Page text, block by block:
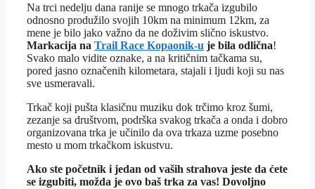
Na trci nedelju dana ranije se mnogo trkača izgubilo
odnosno produžilo svojih 10km na minimum 12km, za
mene je bilo jako važno da ne doživim slično iskustvo.
Markacija na Trail Race Kopaonik-u je bila odlična!
Svako malo vidite oznake, a na kritičnim tačkama su,
pored jasno označenih kilometara, stajali i ljudi koji su nas
sve usmeravali.
Trkač koji pušta klasičnu muziku dok trčimo kroz šumi,
zezanje sa društvom, podrška svakog trkača a onda i dobro
organizovana trka je učinilo da ova trkaza uzme posebno
mesto u mom trkačkom iskustvu.
Ako ste početnik i jedan od vaših strahova jeste da ćete
se izgubiti, možda je ovo baš trka za vas! Dovoljno